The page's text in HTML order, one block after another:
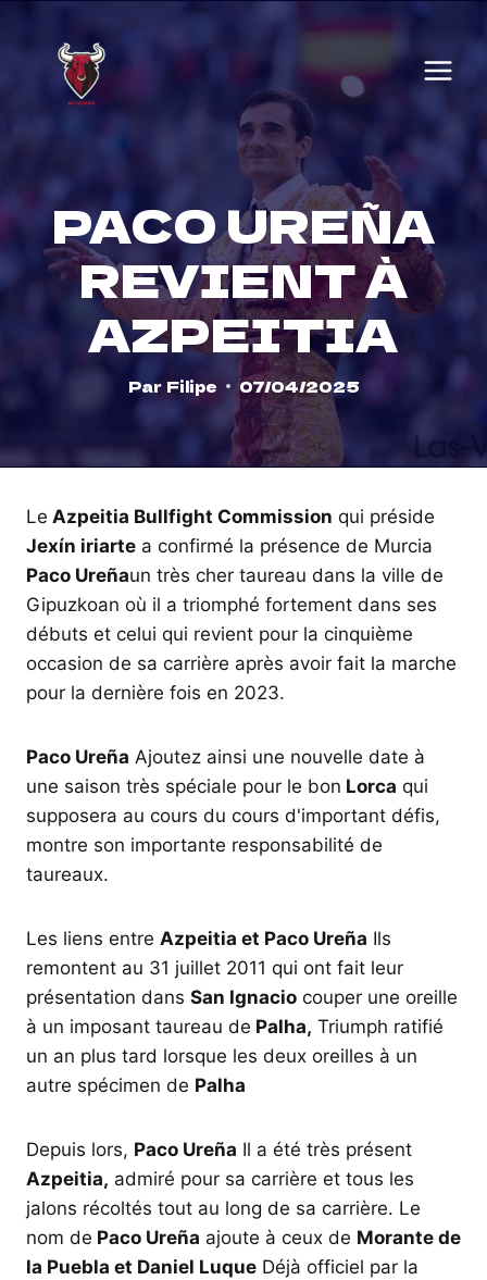
content
PACO UREÑA
REVIENT À
AZPEITIA
Par Filipe 07/04/2025
Le Azpeitia Bullfight Commission qui préside
Jexín iriarte a confirmé la présence de Murcia
Paco Ureñaun très cher taureau dans la ville de
Gipuzkoan où il a triomphé fortement dans ses
débuts et celui qui revient pour la cinquième
occasion de sa carrière après avoir fait la marche
pour la dernière fois en 2023.
Paco Ureña Ajoutez ainsi une nouvelle date à
une saison très spéciale pour le bon Lorca qui
supposera au cours du cours d'important défis,
montre son importante responsabilité de
taureaux.
Les liens entre Azpeitia et Paco Ureña Ils
remontent au 31 juillet 2011 qui ont fait leur
présentation dans San Ignacio couper une oreille
à un imposant taureau de Palha, Triumph ratifié
un an plus tard lorsque les deux oreilles à un
autre spécimen de Palha
Depuis lors, Paco Ureña Il a été très présent
Azpeitia, admiré pour sa carrière et tous les
jalons récoltés tout au long de sa carrière. Le
nom de Paco Ureña ajoute à ceux de Morante de
la Puebla et Daniel Luque Déjà officiel par la